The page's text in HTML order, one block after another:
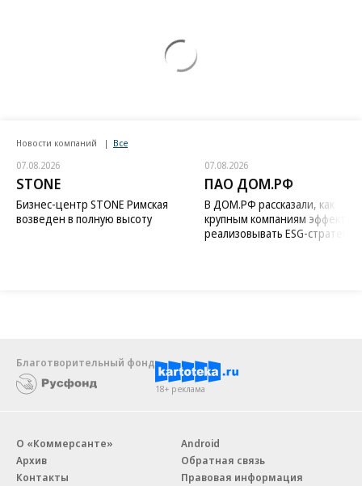
Новости компаний Все
07.08.2026
STONE
Бизнес-центр STONE Римская
возведен в полную высоту
07.08.2026
ПАО ДОМ.РФ
В ДОМ.РФ рассказали, как
крупным компаниям
реализовывать ESG-стратегию
Благотворительный фонд
18+ реклама
О «Коммерсанте»
Архив
Контакты
Android
Обратная связь
Правовая информация